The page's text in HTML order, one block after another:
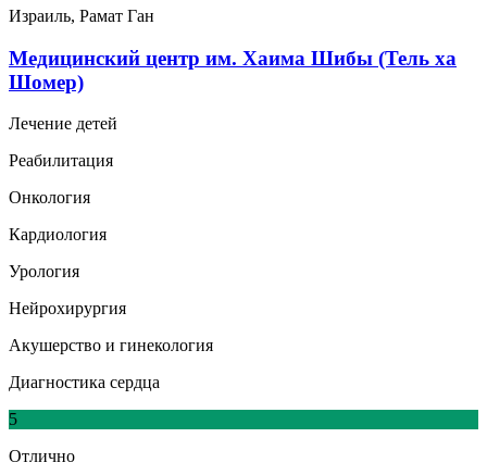
Израиль, Рамат Ган
Медицинский центр им. Хаима Шибы (Тель ха
Шомер)
Лечение детей
Реабилитация
Онкология
Кардиология
Урология
Нейрохирургия
Акушерство и гинекология
Диагностика сердца
5
Отлично